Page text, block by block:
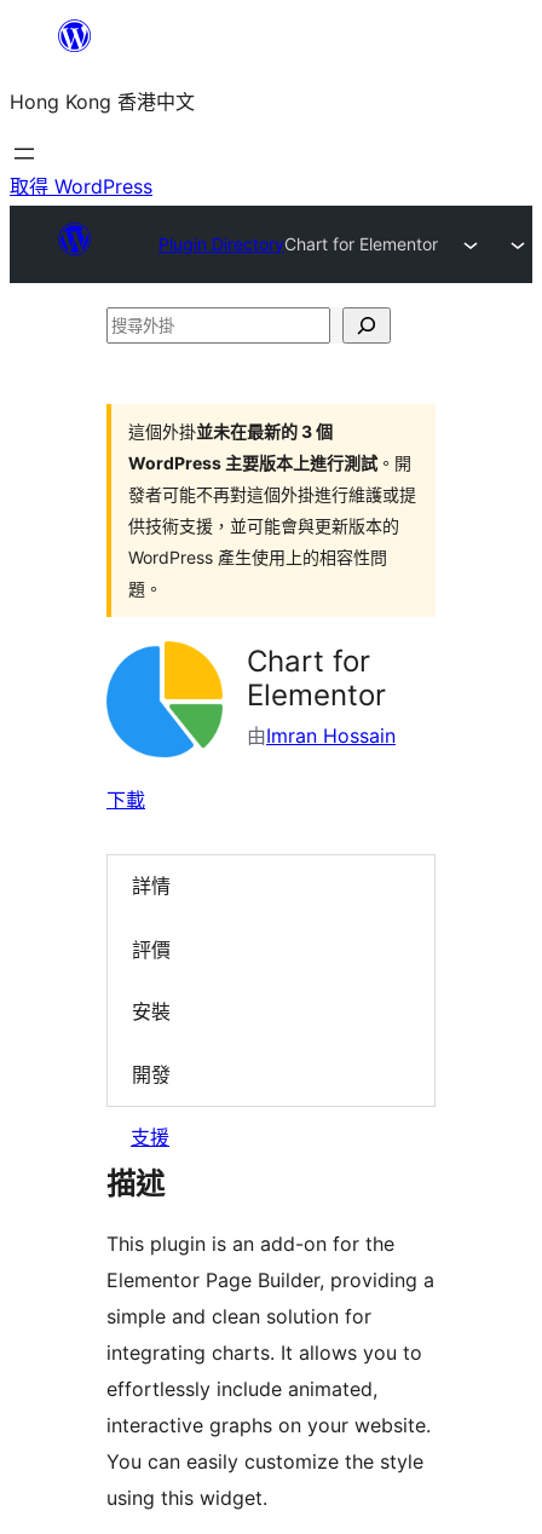
主
要
內
Hong Kong 香港中文
取得 WordPress
Plugin DirectoryChart for Elementor
搜
這個外掛並未在最新的 3 個
WordPress 主要版本上進行測試 。開
發者可能不再對這個外掛進行維護或提
供技術支援，並可能會與更新版本的
WordPress 產生使用上的相容性問
題。
Chart for
Elementor
由Imran Hossain
下載
詳情
評價
安裝
開發
支援
描述
This plugin is an add-on for the
Elementor Page Builder, providing a
simple and clean solution for
integrating charts. It allows you to
effortlessly include animated,
interactive graphs on your website.
You can easily customize the style
using this widget.